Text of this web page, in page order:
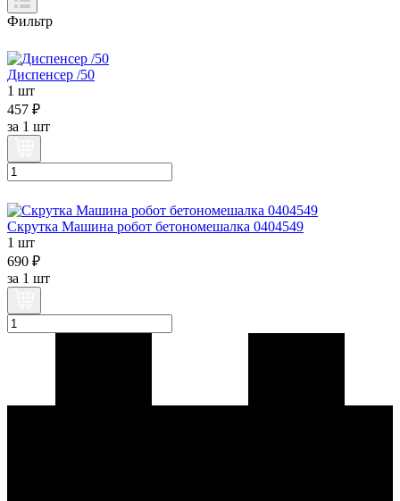
Фильтр
Диспенсер /50
1 шт
457 ₽
за 1 шт
Скрутка Машина робот бетономешалка 0404549
1 шт
690 ₽
за 1 шт